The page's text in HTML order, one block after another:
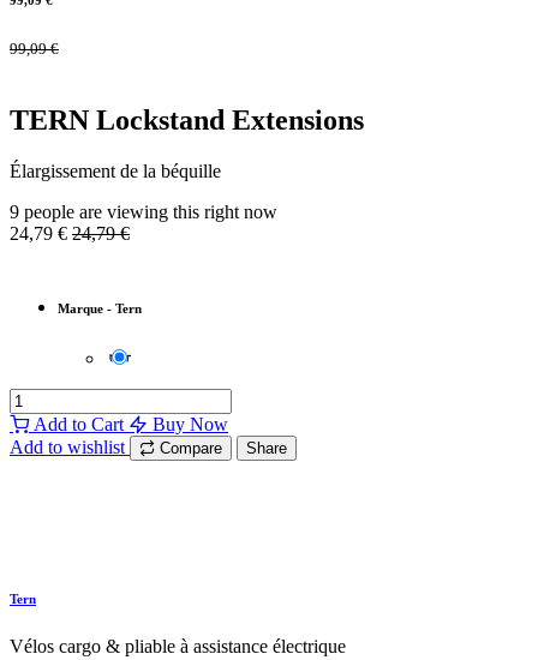
99,09€
TERN Lockstand Extensions
Élargissement de la béquille
9 people are viewing this right now
24,79 € 24,79€
Marque - Tern
Add to Cart
Buy Now
Add to wishlist
Compare Share
Tern
Vélos cargo & pliable à assistance électrique